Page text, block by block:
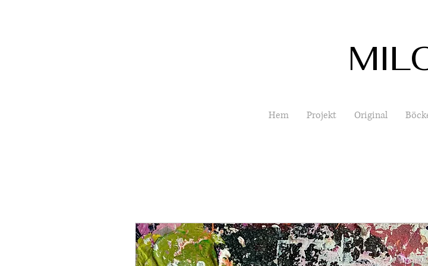
Hem Projekt Original